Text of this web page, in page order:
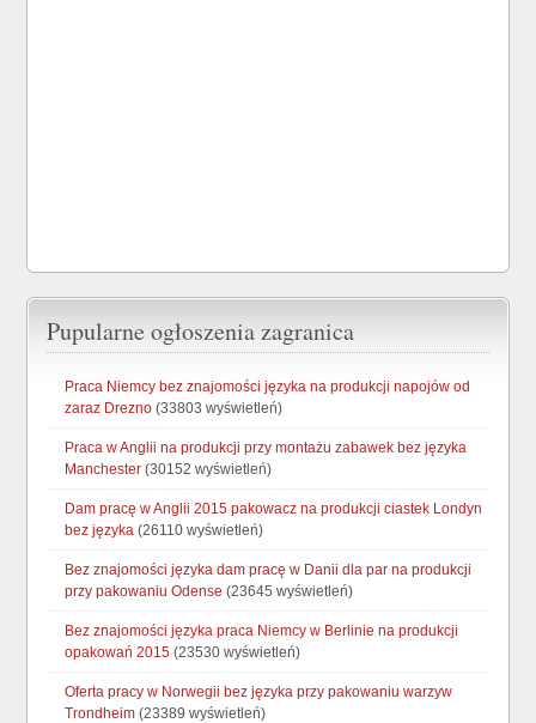
Pupularne ogłoszenia zagranica
Praca Niemcy bez znajomości języka na produkcji napojów od
zaraz Drezno (33803 wyświetleń)
Praca w Anglii na produkcji przy montażu zabawek bez języka
Manchester (30152 wyświetleń)
Dam pracę w Anglii 2015 pakowacz na produkcji ciastek Londyn
bez języka (26110 wyświetleń)
Bez znajomości języka dam pracę w Danii dla par na produkcji
przy pakowaniu Odense (23645 wyświetleń)
Bez znajomości języka praca Niemcy w Berlinie na produkcji
opakowań 2015 (23530 wyświetleń)
Oferta pracy w Norwegii bez języka przy pakowaniu warzyw
Trondheim (23389 wyświetleń)